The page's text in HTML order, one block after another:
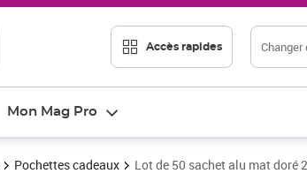
Accès rapides Changer
Mon Mag Pro
Pochettes cadeaux Lot de 50 sachet alu mat doré